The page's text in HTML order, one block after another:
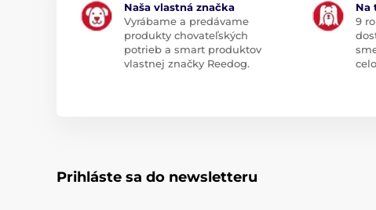
Naša vlastná značka
Vyrábame a predávame
produkty chovateľských
potrieb a smart produktov
vlastnej značky Reedog.
Na
9
Prihláste sa do newsletteru